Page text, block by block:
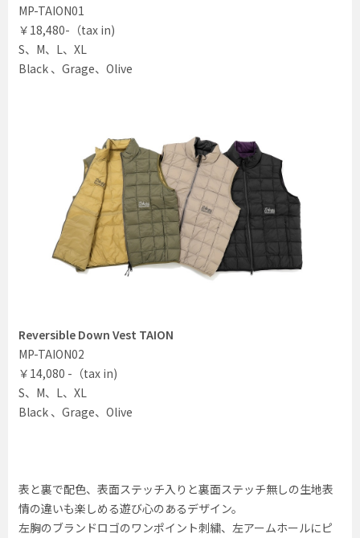
MP-TAION01
￥18,480-（tax in)
S、M、L、XL
Black 、Grage、Olive
Reversible Down Vest TAION
MP-TAION02
￥14,080 -（tax in)
S、M、L、XL
Black 、Grage、Olive
表と裏で配色、表面ステッチ入りと裏面ステッチ無しの生地表
情の違いも楽しめる遊び心のあるデザイン。
左胸のブランドロゴのワンポイント刺繍、左アームホールにピ